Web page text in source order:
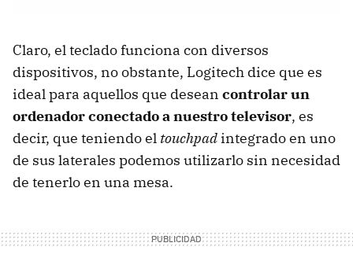
Claro, el teclado funciona con diversos
dispositivos, no obstante, Logitech dice que es
ideal para aquellos que desean controlar un
ordenador conectado a nuestro televisor, es
decir, que teniendo el touchpad integrado en uno
de sus laterales podemos utilizarlo sin necesidad
de tenerlo en una mesa.